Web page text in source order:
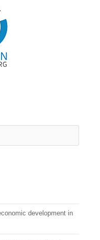
development in